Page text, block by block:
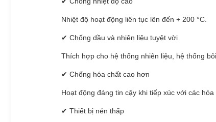
Nhiệt độ hoạt động liên tục lên đến + 200 °C.
✔ Chống dầu và nhiên liệu tuyệt vời
Thích hợp cho hệ thống nhiên liệu, hệ thống
✔ Chống hóa chất cao hơn
Hoạt động đáng tin cậy khi tiếp xúc với các
✔ Thiết bị nén thấp